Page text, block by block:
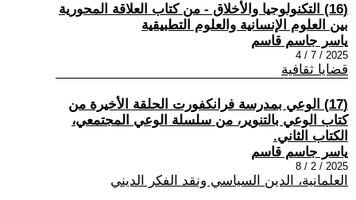
(16) التكنولوجيا والأخلاق - من كتاب العلاقة المحورية
بين العلوم الإنسانية والعلوم التطبيقية
ياسر جاسم قاسم
2025 / 7 / 4
قضايا ثقافية
(17) الوعي بمدرسة فرانكفورت الحلقة الأخيرة من
كتاب الوعي بالتنوير، من سلسلة الوعي المجتمعي،
الكتاب الثاني.
ياسر جاسم قاسم
2025 / 2 / 8
العلمانية، الدين السياسي ونقد الفكر الديني